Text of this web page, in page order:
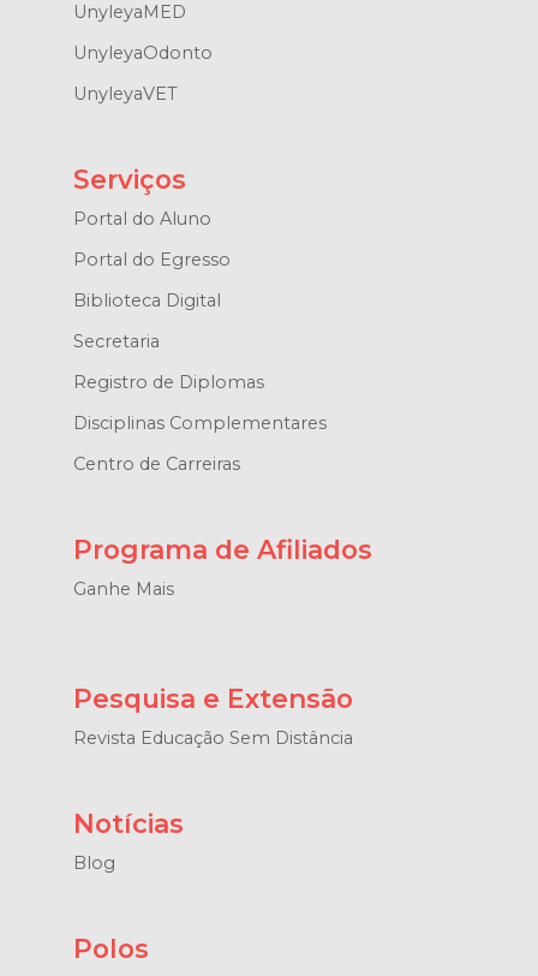
UnyleyaMED
UnyleyaOdonto
UnyleyaVET
Serviços
Portal do Aluno
Portal do Egresso
Biblioteca Digital
Secretaria
Registro de Diplomas
Disciplinas Complementares
Centro de Carreiras
Programa de Afiliados
Ganhe Mais
Pesquisa e Extensão
Revista Educação Sem Distância
Notícias
Blog
Polos